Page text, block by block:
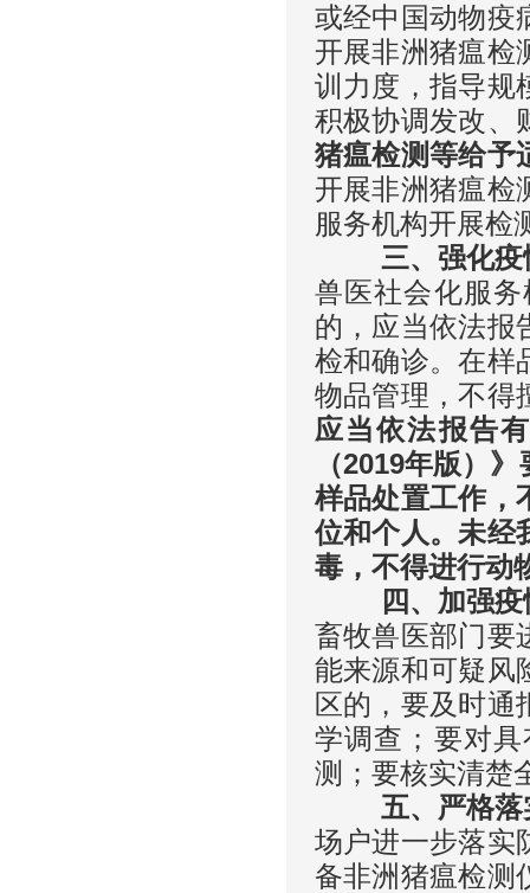
或经中国动物疫
开展非洲猪瘟检
训力度，指导规
积极协调发改、
猪瘟检测等给予
开展非洲猪瘟检
服务机构开展检
三、强化疫情
兽医社会化服
的，应当依法报
检和确诊。在样
物品管理，不得
应当依法报告
（2019年版）
样品处置工作，
位和个人。未经
毒，不得进行动
四、加强疫
畜牧兽医部门要
能来源和可疑风
区的，要及时通
学调查；要对
测；要核实清楚
五、严格落
场户进一步落实
备非洲猪瘟检测